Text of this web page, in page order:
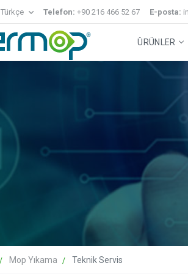
Türkçe Telefon: +90 216 466 52 67 E-posta:
ÜRÜNLER
Mop Yıkama Teknik Servis